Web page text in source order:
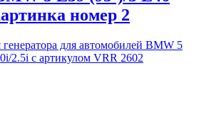
номер 2
для автомобилей BMW 5
2.5i с артикулом VRR 2602